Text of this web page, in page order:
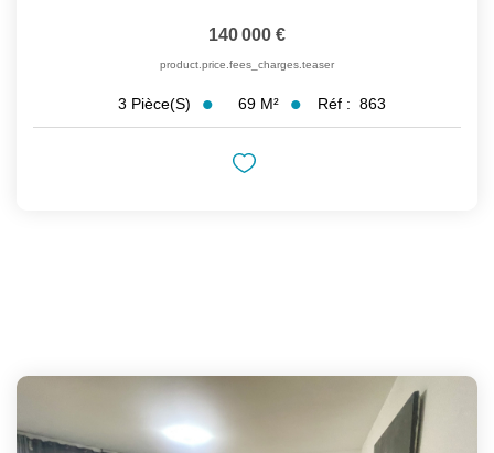
140 000 €
product.price.fees_charges.teaser
3 Pièce(s) 69 M² Réf : 863